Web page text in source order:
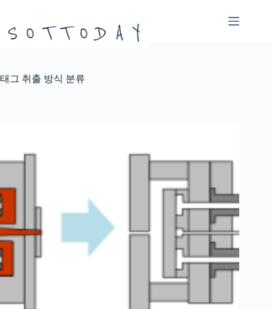
으
뛰
태그 취출 방식 분류